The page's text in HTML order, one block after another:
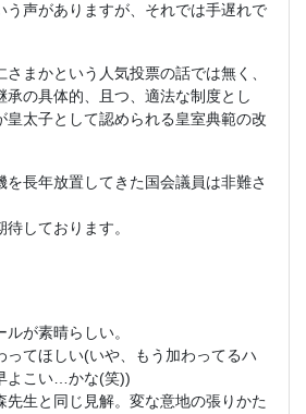
う声がありますが、それでは手遅れで
さまかという人気投票の話では無く、
承の具体的、且つ、適法な制度とし
皇太子として認められる皇室典範の改
を長年放置してきた国会議員は非難さ
しております。
が素晴らしい。
ってほしい(いや、もう加わってるハ
よこい…かな(笑))
生と同じ見解。変な意地の張りかた